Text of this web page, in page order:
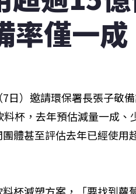
率僅一成
日）邀請環保署長張子敬
杯，去年預估減量一成
體甚至評估去年已經使用